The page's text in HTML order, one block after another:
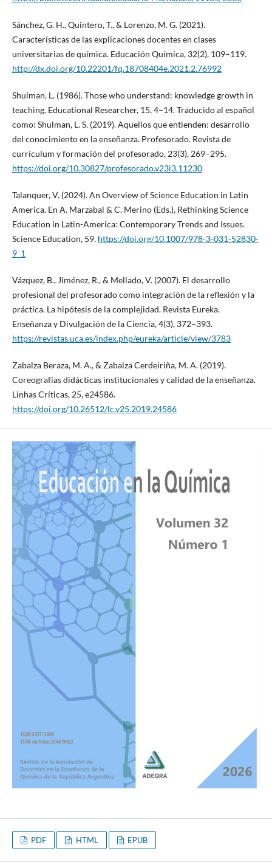
Sánchez, G. H., Quintero, T., & Lorenzo, M. G. (2021).
Características de las explicaciones docentes en clases
universitarias de química. Educación Química, 32(2), 109–119.
http://dx.doi.org/10.22201/fq.18708404e.2021.2.76992
Shulman, L. (1986). Those who understand: knowledge growth in
teaching. Educational Researcher, 15, 4–14. Traducido al español
como: Shulman, L. S. (2019). Aquellos que entienden: desarrollo
del conocimiento en la enseñanza. Profesorado. Revista de
currículum y formación del profesorado, 23(3), 269–295.
https://doi.org/10.30827/profesorado.v23i3.11230
Talanquer, V. (2024). An Overview of Science Education in Latin
America. En A. Marzabal & C. Merino (Eds.), Rethinking Science
Education in Latin-America: Contemporary Trends and Issues.
Science Education, 59. https://doi.org/10.1007/978-3-031-52830-
9_1
Vázquez, B., Jiménez, R., & Mellado, V. (2007). El desarrollo
profesional del profesorado como integración de la reflexión y la
práctica. La hipótesis de la complejidad. Revista Eureka.
Enseñanza y Divulgación de la Ciencia, 4(3), 372–393.
https://revistas.uca.es/index.php/eureka/article/view/3783
Zabalza Beraza, M. A., & Zabalza Cerdeiriña, M. A. (2019).
Coreografías didácticas institucionales y calidad de la enseñanza.
Linhas Críticas, 25, e24586.
https://doi.org/10.26512/lc.v25.2019.24586
PDF HTML EPUB